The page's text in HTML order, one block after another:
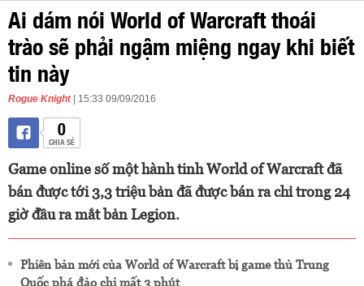
Ai dám nói World of Warcraft thoái
trào sẽ phải ngậm miệng ngay khi biết
tin này
Rogue Knight | 15:33 09/09/2016
0
CHIA SẺ
Game online số một hành tinh World of Warcraft đã
bán được tới 3,3 triệu bản đã được bán ra chỉ trong 24
giờ đầu ra mắt bản Legion.
Phiên bản mới của World of Warcraft bị game thủ Trung
Quốc phá đảo chỉ mất 3 phút